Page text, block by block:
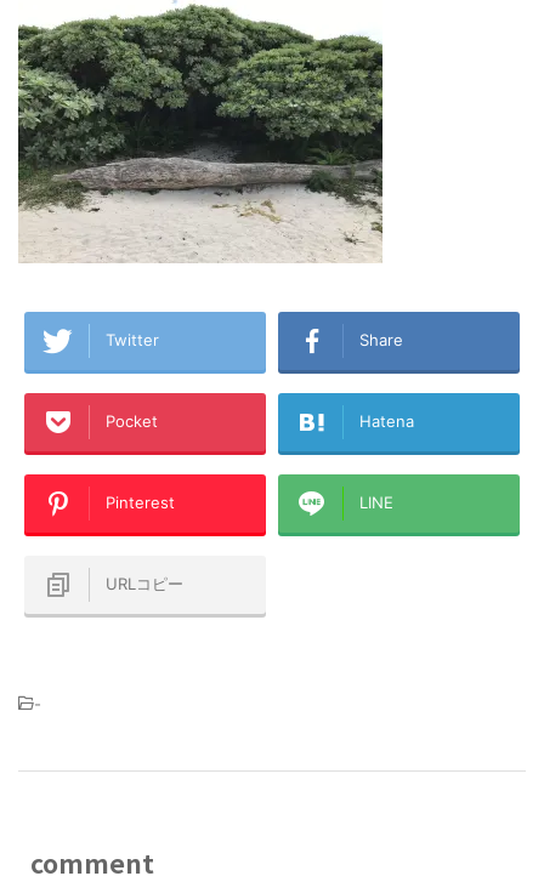
Twitter Share
Pocket Hatena
Pinterest LINE
URLコピー
-
comment